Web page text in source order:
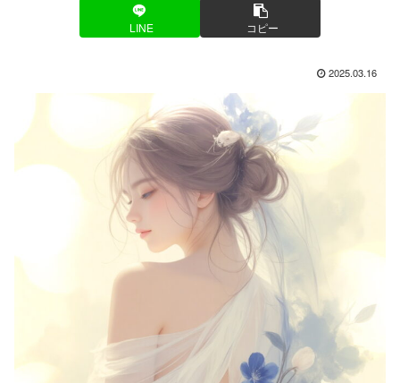
LINE コピー
2025.03.16